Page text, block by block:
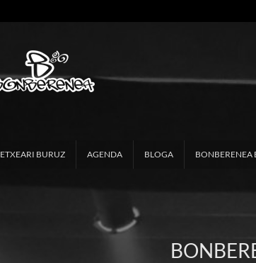
ETXEARI BURUZ AGENDA BLOGA BONBERENEA